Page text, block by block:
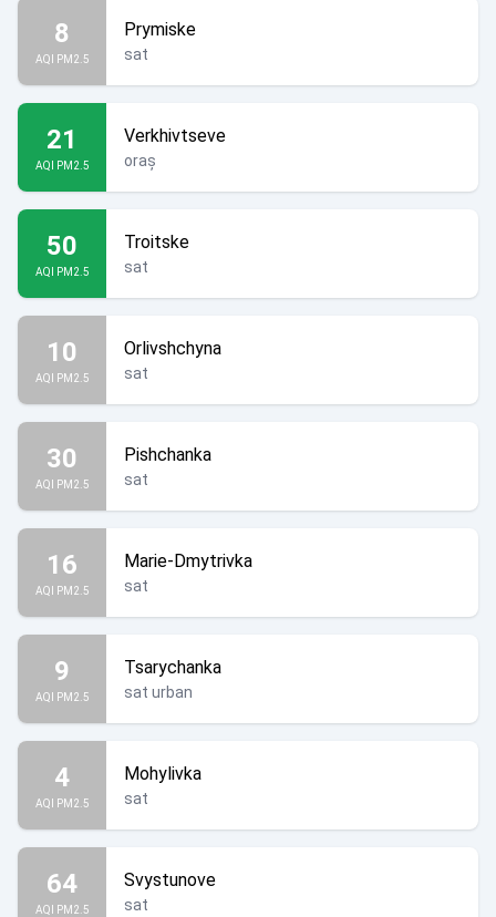
8
AQI PM2.5
Prymiske
sat
21
AQI PM2.5
Verkhivtseve
oraș
50
AQI PM2.5
Troitske
sat
10
AQI PM2.5
Orlivshchyna
sat
30
AQI PM2.5
Pishchanka
sat
16
AQI PM2.5
Marie-Dmytrivka
sat
9
AQI PM2.5
Tsarychanka
sat urban
4
AQI PM2.5
Mohylivka
sat
64
AQI PM2.5
Svystunove
sat